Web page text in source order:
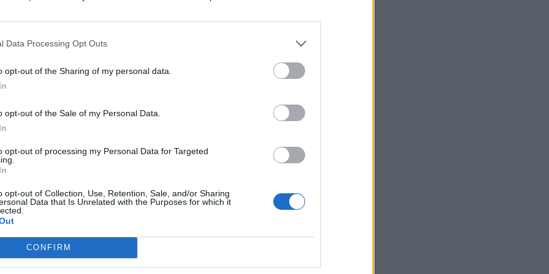
Data Processing Opt Outs
opt-out of the Sharing of my personal data.
opt-out of the Sale of my Personal Data.
opt-out of processing my Personal Data for Targeted
opt-out of Collection, Use, Retention, Sale, and/or Sharing
Data that Is Unrelated with the Purposes for which it
CONFIRM
προορισμός για εμένα ο Ολυμπιακός»
αποτέλεσε τη μεταγραφή έκπληξη του φετινού καλοκαιριού
για την ευκαιρία» (photo)
του Ολυμπιακού, Ίθαν Χαπ, έκανε το πρώτο του
για τους «ερυθρόλευκους».
13:05